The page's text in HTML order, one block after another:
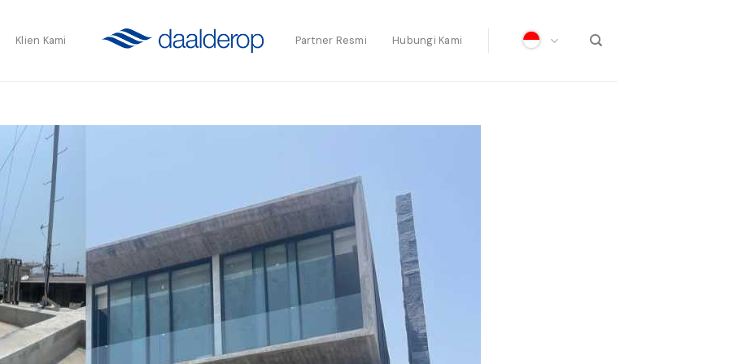
Klien Kami Partner Resmi Hubungi Kami